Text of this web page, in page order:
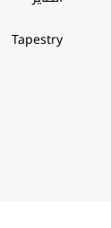
Tapestry